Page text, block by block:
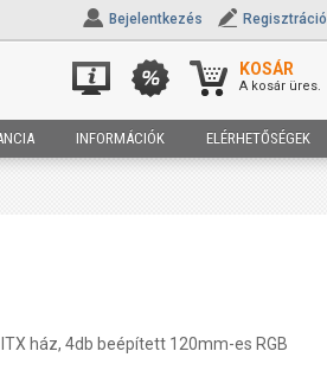
Bejelentkezés Regisztráció
KOSÁR
A kosár üres.
INFORMÁCIÓK ELÉRHETŐSÉGEK
ház, 4db beépített 120mm-es RGB